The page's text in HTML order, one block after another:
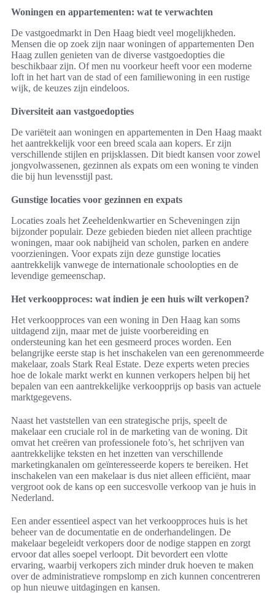
Woningen en appartementen: wat te verwachten
De vastgoedmarkt in Den Haag biedt veel mogelijkheden.
Mensen die op zoek zijn naar woningen of appartementen Den
Haag zullen genieten van de diverse vastgoedopties die
beschikbaar zijn. Of men nu voorkeur heeft voor een moderne
loft in het hart van de stad of een familiewoning in een rustige
wijk, de keuzes zijn eindeloos.
Diversiteit aan vastgoedopties
De variëteit aan woningen en appartementen in Den Haag maakt
het aantrekkelijk voor een breed scala aan kopers. Er zijn
verschillende stijlen en prijsklassen. Dit biedt kansen voor zowel
jongvolwassenen, gezinnen als expats om een woning te vinden
die bij hun levensstijl past.
Gunstige locaties voor gezinnen en expats
Locaties zoals het Zeeheldenkwartier en Scheveningen zijn
bijzonder populair. Deze gebieden bieden niet alleen prachtige
woningen, maar ook nabijheid van scholen, parken en andere
voorzieningen. Voor expats zijn deze gunstige locaties
aantrekkelijk vanwege de internationale schoolopties en de
levendige gemeenschap.
Het verkoopproces: wat indien je een huis wilt verkopen?
Het verkoopproces van een woning in Den Haag kan soms
uitdagend zijn, maar met de juiste voorbereiding en
ondersteuning kan het een gesmeerd proces worden. Een
belangrijke eerste stap is het inschakelen van een gerenommeerde
makelaar, zoals Stark Real Estate. Deze experts weten precies
hoe de lokale markt werkt en kunnen verkopers helpen bij het
bepalen van een aantrekkelijke verkoopprijs op basis van actuele
marktgegevens.
Naast het vaststellen van een strategische prijs, speelt de
makelaar een cruciale rol in de marketing van de woning. Dit
omvat het creëren van professionele foto’s, het schrijven van
aantrekkelijke teksten en het inzetten van verschillende
marketingkanalen om geïnteresseerde kopers te bereiken. Het
inschakelen van een makelaar is dus niet alleen efficiënt, maar
vergroot ook de kans op een succesvolle verkoop van je huis in
Nederland.
Een ander essentieel aspect van het verkoopproces huis is het
beheer van de documentatie en de onderhandelingen. De
makelaar begeleidt verkopers door de nodige stappen en zorgt
ervoor dat alles soepel verloopt. Dit bevordert een vlotte
ervaring, waarbij verkopers zich minder druk hoeven te maken
over de administratieve rompslomp en zich kunnen concentreren
op hun nieuwe uitdagingen en kansen.